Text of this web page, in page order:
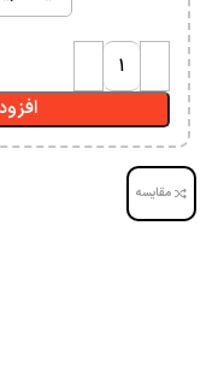
مقایسه